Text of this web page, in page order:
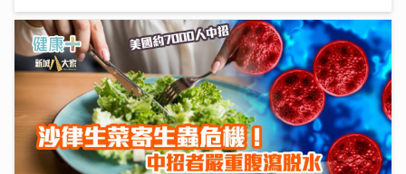
沙生菜寄生蟲危機！美國約7000人中招 清水洗唔走 3
步徹底洗走蟲蟲
30/07/2026